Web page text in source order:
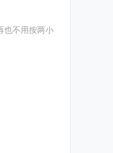
也不用按两小